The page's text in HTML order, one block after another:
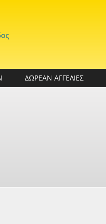
ΔΩΡΕΑΝ ΑΓΓΕΛΙΕΣ